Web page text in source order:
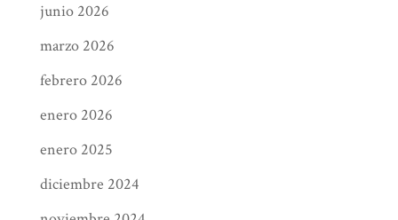
forma de agotamiento mental que
puede afectar a mucho más que a tu
saber más sobre el agotamiento,
cómo superarlo y cómo prevenirlo
desde el principio.
junio 2026
marzo 2026
febrero 2026
enero 2026
enero 2025
diciembre 2024